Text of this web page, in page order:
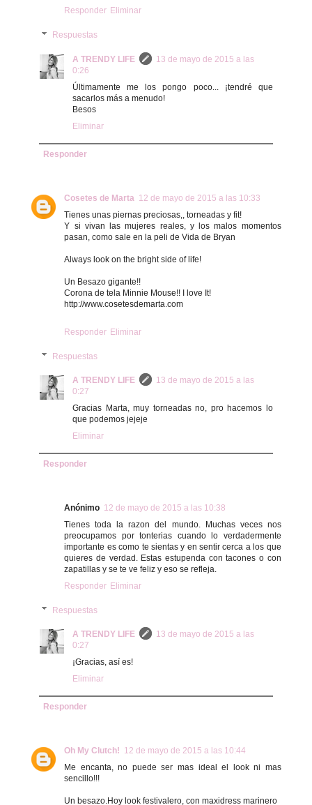
Responder Eliminar
Respuestas
A TRENDY LIFE
13 de mayo de 2015 a las
0:26
Últimamente me los pongo poco... ¡tendré que
sacarlos más a menudo!
Besos
Eliminar
Responder
Cosetes de Marta 12 de mayo de 2015 a las 10:33
Tienes unas piernas preciosas,, torneadas y fit!
Y si vivan las mujeres reales, y los malos momentos
pasan, como sale en la peli de Vida de Bryan
Always look on the bright side of life!
Un Besazo gigante!!
Corona de tela Minnie Mouse!! I love It!
http://www.cosetesdemarta.com
Responder Eliminar
Respuestas
A TRENDY LIFE
13 de mayo de 2015 a las
0:27
Gracias Marta, muy torneadas no, pro hacemos lo
que podemos jejeje
Eliminar
Responder
Anónimo 12 de mayo de 2015 a las 10:38
Tienes toda la razon del mundo. Muchas veces nos
preocupamos por tonterias cuando lo verdadermente
importante es como te sientas y en sentir cerca a los que
quieres de verdad. Estas estupenda con tacones o con
zapatillas y se te ve feliz y eso se refleja.
Responder Eliminar
Respuestas
A TRENDY LIFE
13 de mayo de 2015 a las
0:27
¡Gracias, así es!
Eliminar
Responder
Oh My Clutch! 12 de mayo de 2015 a las 10:44
Me encanta, no puede ser mas ideal el look ni mas
sencillo!!!
Un besazo.Hoy look festivalero, con maxidress marinero